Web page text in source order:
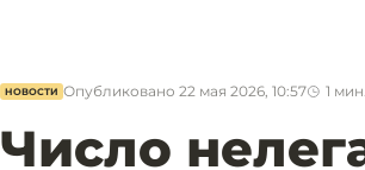
НОВОСТИ Опубликовано 22 мая 2026, 10:57 1 мин.
Число